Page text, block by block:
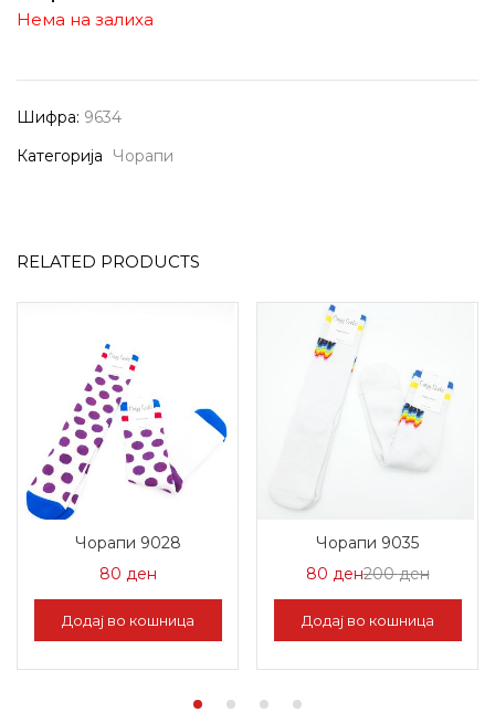
Нема на залиха
Шифра: 9634
Категорија
Чорапи
RELATED PRODUCTS
Чорапи 9028
80 ден
Додај во кошница
Чорапи 9035
80 денЦена
на
Попуст:
200ден
Цена
200
Додај во кошница